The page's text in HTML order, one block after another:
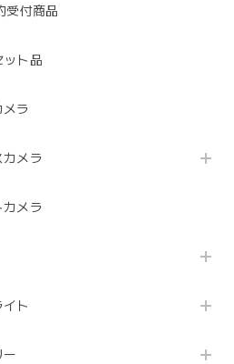
受付商品
ット品
メラ
カメラ
カメラ
イト
ー